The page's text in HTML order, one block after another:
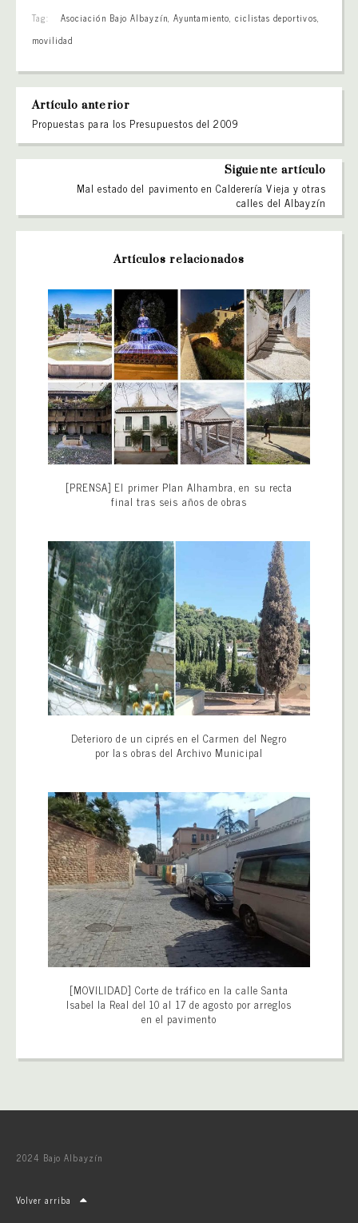
Tag: Asociación Bajo Albayzín,Ayuntamiento, ciclistas deportivos,
movilidad
Artículo anterior
Propuestas para los Presupuestos del 2009
Siguiente artículo
Mal estado del pavimento en Calderería Vieja y otras
calles del Albayzín
Artículos relacionados
[PRENSA] El primer Plan Alhambra, en su recta
final tras seis años de obras
Deterioro de un ciprés en el Carmen del Negro
por las obras del Archivo Municipal
[MOVILIDAD] Corte de tráfico en la calle Santa
Isabel la Real del 10 al 17 de agosto por arreglos
en el pavimento
2024 Bajo Albayzín
Volver arriba